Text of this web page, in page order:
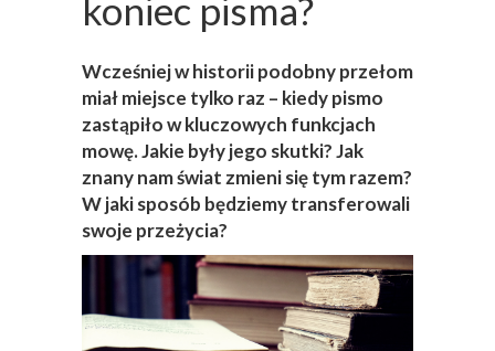
koniec pisma?
Wcześniej w historii podobny przełom
miał miejsce tylko raz – kiedy pismo
zastąpiło w kluczowych funkcjach
mowę. Jakie były jego skutki? Jak
znany nam świat zmieni się tym razem?
W jaki sposób będziemy transferowali
swoje przeżycia?